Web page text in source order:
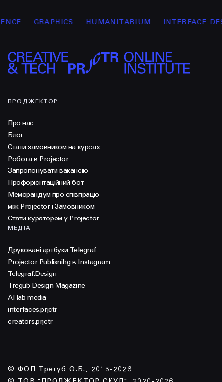
GRAPHICS HUMANITARIUM INTERFACE
ПРОДЖЕКТОР
Про нас
Блог
Стати замовником на курсах
Робота в Projector
Запропонувати вакансію
Профорієнтаційний бот
Меморандум про співпрацю
між Projector і Замовником
Стати куратором у Projector
МЕДІА
Друковані артбуки Telegraf
Projector Publisnihg в Instagram
Telegraf.Design
Tregub Design Magazine
AI lab media
interfaces.prjctr
creators.prjctr
© ФОП Трегуб О.Б., 2015-2026